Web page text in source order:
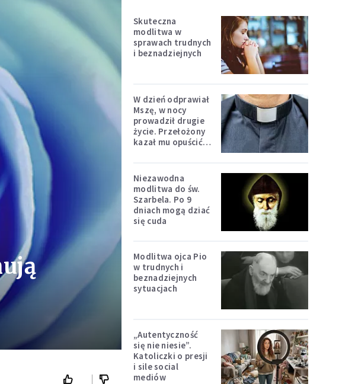
Skuteczna
modlitwa w
sprawach trudnych
i beznadziejnych
W dzień odprawiał
Mszę, w nocy
prowadził drugie
życie. Przełożony
kazał mu opuścić
Niezawodna
modlitwa do św.
Szarbela. Po 9
dniach mogą dziać
się cuda
Modlitwa ojca Pio
w trudnych i
beznadziejnych
sytuacjach
„Autentyczność
się nie niesie”.
Katoliczki o presji
i sile social
mediów